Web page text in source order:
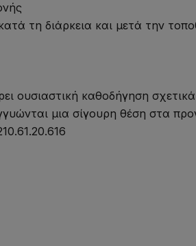
τη διάρκεια και μετά την
ουσιαστική καθοδήγηση
μια σίγουρη θέση στα